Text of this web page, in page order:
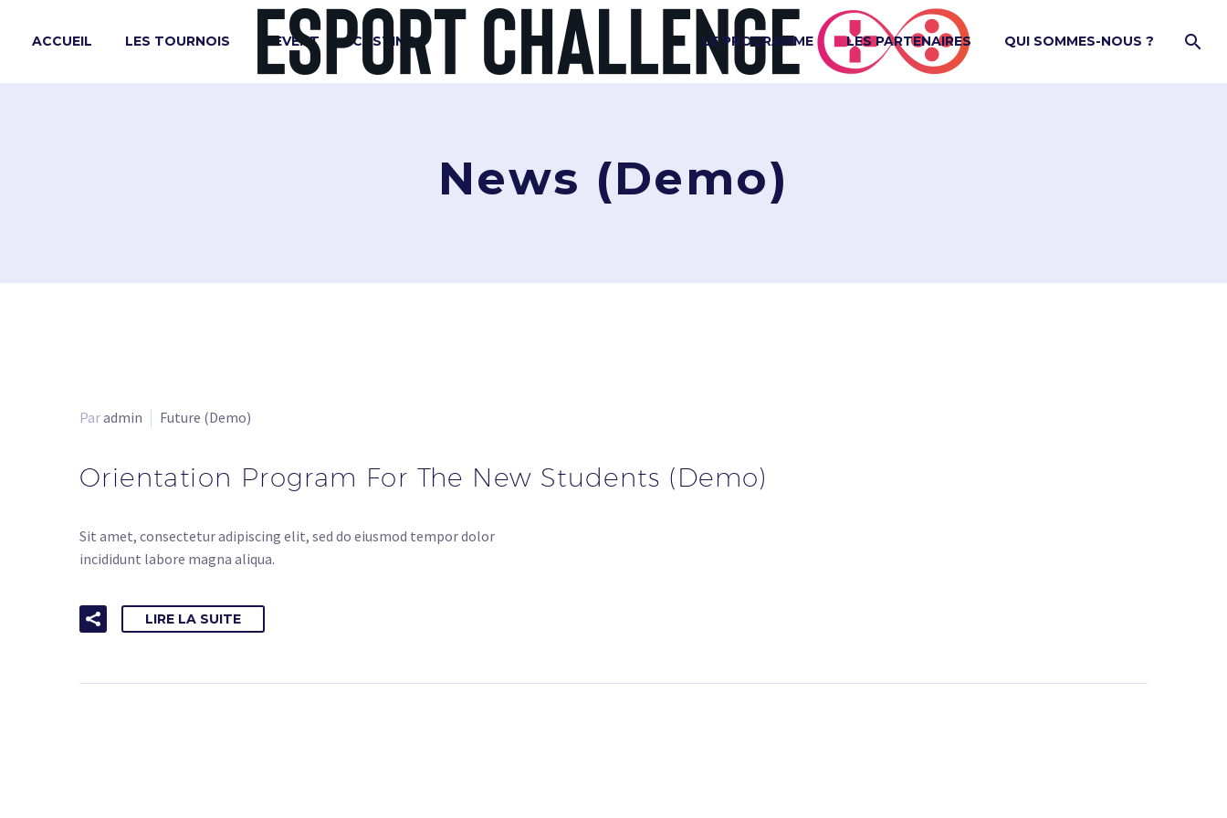
ACCUEIL LES TOURNOIS L’EVENT CASTING LE PROGRAMME LES PARTENAIRES QUI SOMMES-NOUS ?
News (Demo)
Paradmin Future (Demo)
Orientation Program For The New Students (Demo)
Sit amet, consectetur adipiscing elit, sed do eiusmod tempor dolor
incididunt labore magna aliqua.
LIRE LA SUITE